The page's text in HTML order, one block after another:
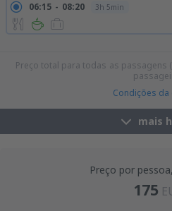
06:15 08:20 3h 5min
Preço total para todas as passagens
Condições da
mais
Preço por
175